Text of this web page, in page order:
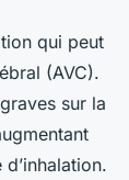
?
qui peut
(AVC).
sur la